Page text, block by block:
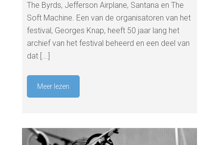
The Byrds, Jefferson Airplane, Santana en The
Soft Machine. Een van de organisatoren van het
festival, Georges Knap, heeft 50 jaar lang het
archief van het festival beheerd en een deel van
dat [...]
Meer lezen